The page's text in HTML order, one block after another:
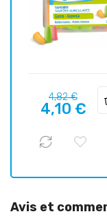
Prix
habituel
4,82 €Prix
4,10 €
Avis et